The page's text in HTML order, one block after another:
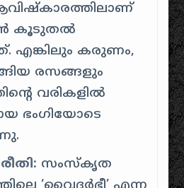
കൂടുതൽ
എങ്കിലും കരുണം,
രസങ്ങളും
വരികളിൽ
ഭംഗിയോടെ
സംസ്കൃത